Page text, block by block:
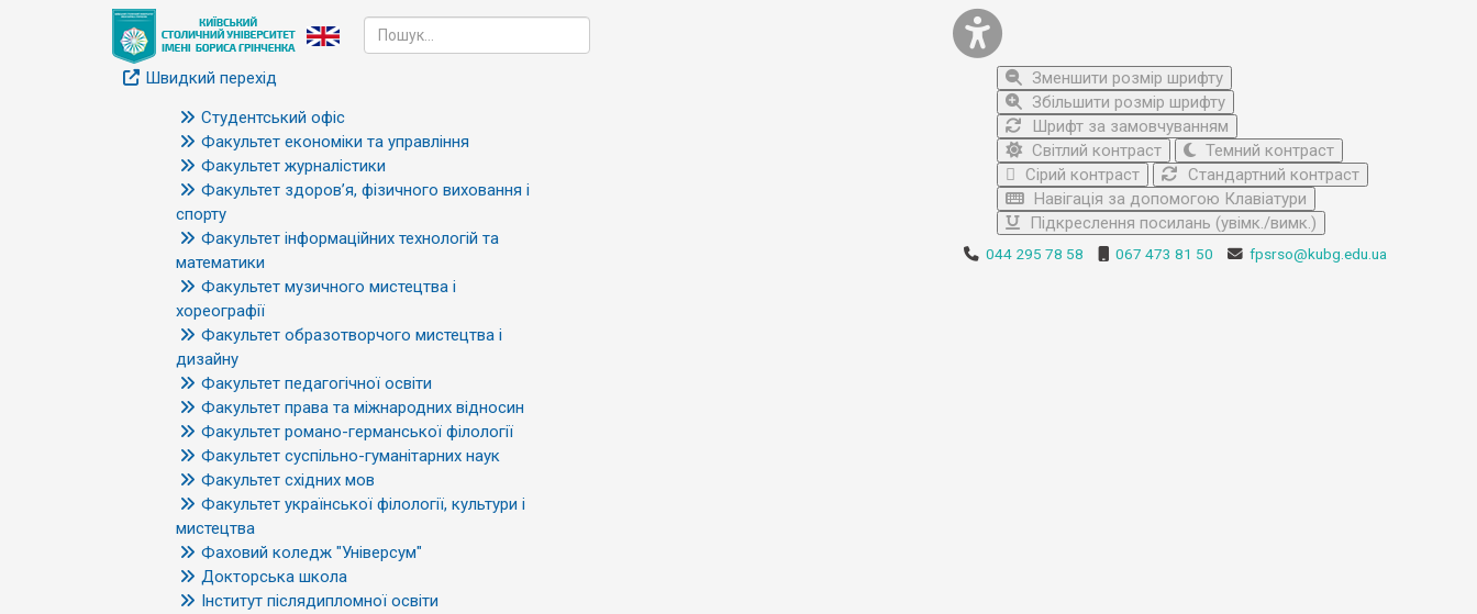
Швидкий перехід
Студентський офіс
Факультет економіки та управління
Факультет журналістики
Факультет здоров’я, фізичного виховання і
спорту
Факультет інформаційних технологій та
математики
Факультет музичного мистецтва і
хореографії
Факультет образотворчого мистецтва і
дизайну
Факультет педагогічної освіти
Факультет права та міжнародних відносин
Факультет романо-германської філології
Факультет суспільно-гуманітарних наук
Факультет східних мов
Факультет української філології, культури і
мистецтва
Фаховий коледж "Універсум"
Докторська школа
Інститут післядипломної освіти
Зменшити розмір шрифту
Збільшити розмір шрифту
Шрифт за замовчуванням
Світлий контраст
Темний контраст
Сірий контраст
Стандартний контраст
Навігація за допомогою Клавіатури
Підкреслення посилань (увімк./вимк.)
044 295 78 58 067 473 81 50 fpsrso@kubg.edu.ua